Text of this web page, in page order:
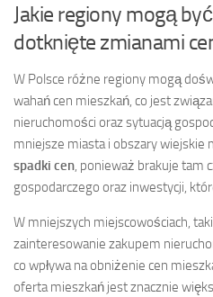
Jakie regiony mogą
dotknięte zmianami
W Polsce różne regiony mogą
wahań cen mieszkań, co jest
nieruchomości oraz sytuacją
mniejsze miasta i obszary wiejskie
spadki cen, ponieważ brakuje tam
gospodarczego oraz inwestycji,
W mniejszych miejscowościach,
zainteresowanie zakupem
co wpływa na obniżenie cen
oferta mieszkań jest znacznie